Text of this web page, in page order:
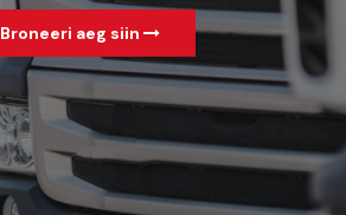
Broneeri aeg siin